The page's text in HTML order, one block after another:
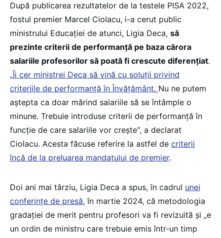
După publicarea rezultatelor de la testele PISA 2022,
fostul premier Marcel Ciolacu, i-a cerut public
ministrului Educației de atunci, Ligia Deca, să
prezinte criterii de performanță pe baza cărora
salariile profesorilor să poată fi crescute diferențiat.
„Îi cer ministrei Deca să vină cu soluții privind
criteriile de performanță în Învățământ. Nu ne putem
aștepta ca doar mărind salariile să se întâmple o
minune. Trebuie introduse criterii de performanță în
funcție de care salariile vor crește“, a declarat
Ciolacu. Acesta făcuse referire la astfel de criterii
încă de la preluarea mandatului de premier.
Doi ani mai târziu, Ligia Deca a spus, în cadrul unei
conferințe de presă, în martie 2024, că metodologia
gradației de merit pentru profesori va fi revizuită și „e
un ordin de ministru care trebuie emis într-un timp